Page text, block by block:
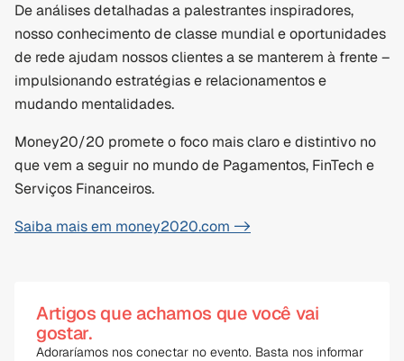
De análises detalhadas a palestrantes inspiradores,
nosso conhecimento de classe mundial e oportunidades
de rede ajudam nossos clientes a se manterem à frente –
impulsionando estratégias e relacionamentos e
mudando mentalidades.
Money20/20 promete o foco mais claro e distintivo no
que vem a seguir no mundo de Pagamentos, FinTech e
Serviços Financeiros.
Saiba mais em money2020.com ->
Artigos que achamos que você vai
gostar.
Adoraríamos nos conectar no evento. Basta nos informar